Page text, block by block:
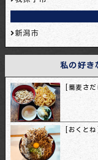
新潟市
私の好き
[蕎麦さ
[おくと